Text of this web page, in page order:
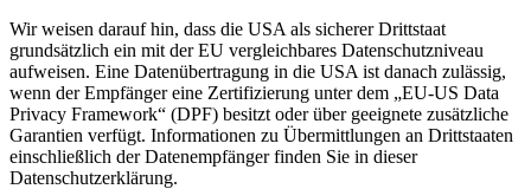
Wir weisen darauf hin, dass die USA als sicherer Drittstaat
grundsätzlich ein mit der EU vergleichbares Datenschutzniveau
aufweisen. Eine Datenübertragung in die USA ist danach zulässig,
wenn der Empfänger eine Zertifizierung unter dem „EU-US Data
Privacy Framework“ (DPF) besitzt oder über geeignete zusätzliche
Garantien verfügt. Informationen zu Übermittlungen an Drittstaaten
einschließlich der Datenempfänger finden Sie in dieser
Datenschutzerklärung.